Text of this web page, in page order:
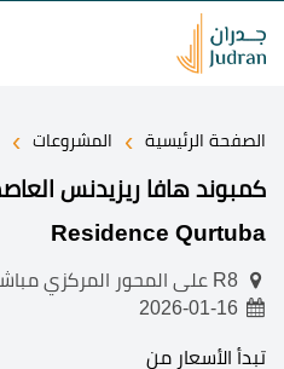
الصفحة الرئيسية › المشروعات ›
Residence Qurtuba
R8 على المحور المركزي مباشرة
2026-01-16
تبدأ الأسعار من